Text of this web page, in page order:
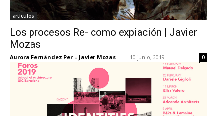
artículos
Los procesos Re- como expiación | Javier
Mozas
Aurora Fernández Per – Javier Mozas - 10 junio, 2019 0